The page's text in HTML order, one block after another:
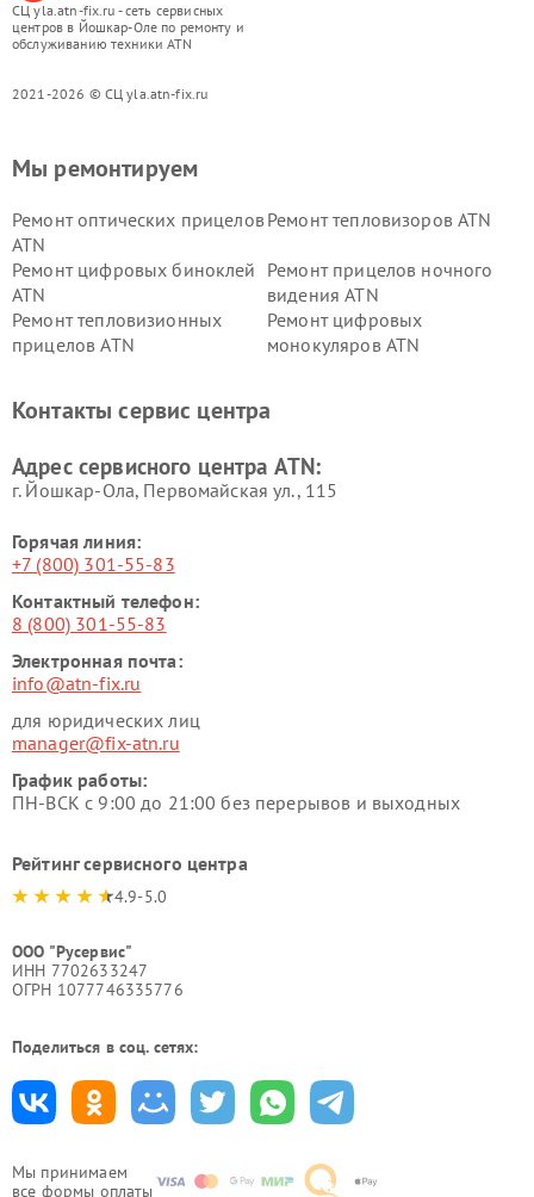
СЦ yla.atn-fix.ru - сеть сервисных
центров в Йошкар-Оле по ремонту и
обслуживанию техники ATN
2021-2026 © СЦ yla.atn-fix.ru
Мы принимаем
все формы оплаты
Мы ремонтируем
Ремонт оптических прицелов
ATN
Ремонт тепловизоров ATN
Ремонт цифровых биноклей
ATN
Ремонт прицелов ночного
видения ATN
Ремонт тепловизионных
прицелов ATN
Ремонт цифровых
монокуляров ATN
Контакты сервис центра
Адрес сервисного центра ATN:
г. Йошкар-Ола, Первомайская ул., 115
Горячая линия:
+7 (800) 301-55-83
Контактный телефон:
8 (800) 301-55-83
Электронная почта:
info@atn-fix.ru
для юридических лиц
manager@fix-atn.ru
График работы:
ПН-ВСК с 9:00 до 21:00 без перерывов и выходных
Рейтинг сервисного центра
4.9-5.0
ООО "Русервис"
ИНН 7702633247
ОГРН 1077746335776
Поделиться в соц. сетях: